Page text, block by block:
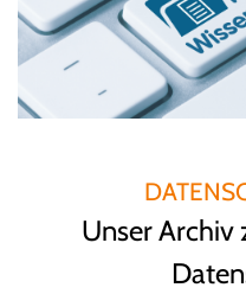
Unser Archiv